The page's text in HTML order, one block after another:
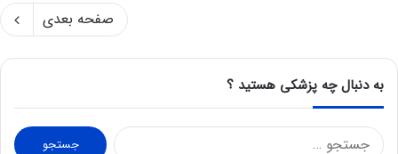
صفحه بعدی
به دنبال چه پزشکی هستید ؟
ج